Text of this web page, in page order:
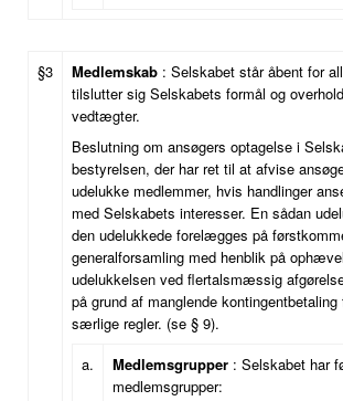
§3 Medlemskab : Selskabet står åbent for
tilslutter sig Selskabets formål og
vedtægter.
Beslutning om ansøgers optagelse i
bestyrelsen, der har ret til at afvise
udelukke medlemmer, hvis handlinger
med Selskabets interesser. En sådan
den udelukkede forelægges på
generalforsamling med henblik på
udelukkelsen ved flertalsmæssig
på grund af manglende
særlige regler. (se § 9).
a.
Medlemsgrupper : Selskabet har
medlemsgrupper: